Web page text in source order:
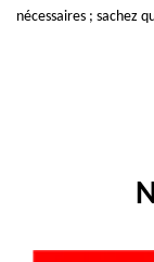
nécessaires ; sachez